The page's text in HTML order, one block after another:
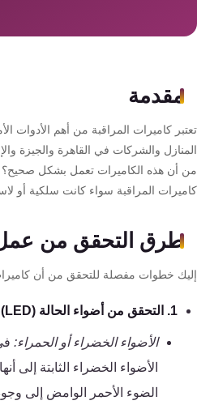
مقدمة
كاميرات المراقبة من أهم الأدوات
والشركات في القاهرة والجيزة
أن هذه الكاميرات تعمل بشكل صحيح؟
المراقبة سواء كانت سلكية أو
طرق التحقق من عمل
خطوات مفصلة للتحقق من أن
1. التحقق من أضواء الحالة (LED)
الأضواء الخضراء أو الحمراء:في
الأضواء الخضراء الثابتة إلى
الضوء الأحمر الوامض إلى
هوم
سيستم
حلول
أمنية
للشركات
بصمة
والانصراف
شبكات